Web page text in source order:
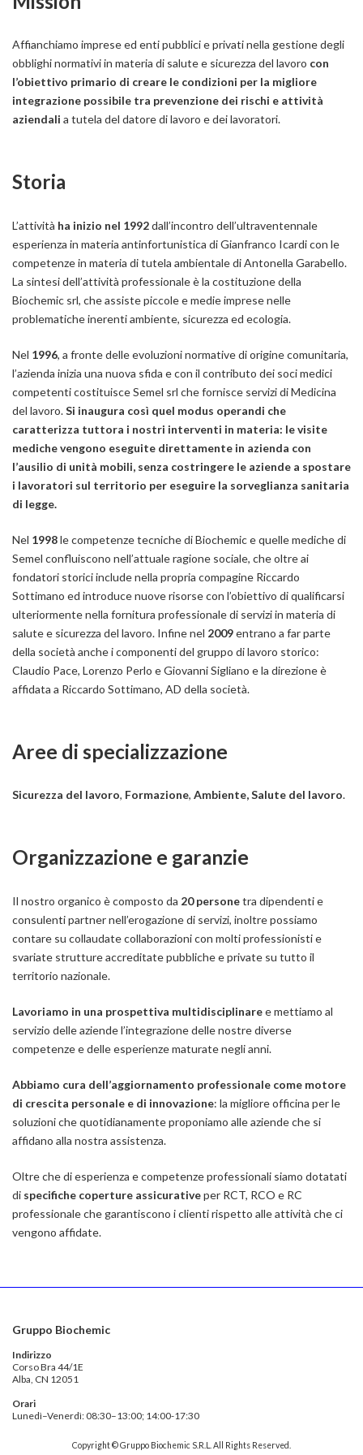
Affianchiamo imprese ed enti pubblici e privati nella gestione degli
obblighi normativi in materia di salute e sicurezza del lavoro con
l’obiettivo primario di creare le condizioni per la migliore
integrazione possibile tra prevenzione dei rischi e attività
aziendali a tutela del datore di lavoro e dei lavoratori.
Storia
L’attività ha inizio nel 1992dall’incontro dell’ultraventennale
esperienza in materia antinfortunistica di Gianfranco Icardi con le
competenze in materia di tutela ambientale di Antonella Garabello.
La sintesi dell’attività professionale è la costituzione della
Biochemic srl, che assiste piccole e medie imprese nelle
problematiche inerenti ambiente, sicurezza ed ecologia.
Nel 1996, a fronte delle evoluzioni normative di origine comunitaria,
l’azienda inizia una nuova sfida e con il contributo dei soci medici
competenti costituisce Semel srl che fornisce servizi di Medicina
del lavoro.Si inaugura così quel modus operandi che
caratterizza tuttora i nostri interventi in materia: le visite
mediche vengono eseguite direttamente in azienda con
l’ausilio di unità mobili, senza costringere le aziende a spostare
i lavoratori sul territorio per eseguire la sorveglianza sanitaria
di legge.
Nel 1998le competenze tecniche di Biochemic e quelle mediche di
Semel confluiscono nell’attuale ragione sociale, che oltre ai
fondatori storici include nella propria compagine Riccardo
Sottimano ed introduce nuove risorse con l’obiettivo di qualificarsi
ulteriormente nella fornitura professionale di servizi in materia di
salute e sicurezza del lavoro. Infine nel 2009entrano a far parte
della società anche i componenti del gruppo di lavoro storico:
Claudio Pace, Lorenzo Perlo e Giovanni Sigliano e la direzione è
affidata a Riccardo Sottimano, AD della società.
Aree di specializzazione
Sicurezza del lavoro, Formazione, Ambiente, Salute del lavoro.
Organizzazione e garanzie
Il nostro organico è composto da 20 personetra dipendenti e
consulenti partner nell’erogazione di servizi, inoltre possiamo
contare su collaudate collaborazioni con molti professionisti e
svariate strutture accreditate pubbliche e private su tutto il
territorio nazionale.
Lavoriamo in una prospettiva multidisciplinaree mettiamo al
servizio delle aziende l’integrazione delle nostre diverse
competenze e delle esperienze maturate negli anni.
Abbiamo cura dell’aggiornamento professionale come motore
di crescita personale e di innovazione: la migliore officina per le
soluzioni che quotidianamente proponiamo alle aziende che si
affidano alla nostra assistenza.
Oltre che di esperienza e competenze professionali siamo dotatati
di specifiche coperture assicurativeper RCT, RCO e RC
professionale che garantiscono i clienti rispetto alle attività che ci
vengono affidate.
Gruppo Biochemic
Indirizzo
Corso Bra 44/1E
Alba, CN 12051
Orari
Lunedì–Venerdì: 08:30–13:00; 14:00-17:30
Copyright © Gruppo Biochemic S.R.L. All Rights Reserved.